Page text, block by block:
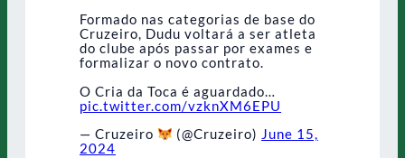
Formado nas categorias de base do
Cruzeiro, Dudu voltará a ser atleta
do clube após passar por exames e
formalizar o novo contrato.
O Cria da Toca é aguardado…
pic.twitter.com/vzknXM6EPU
— Cruzeiro
(@Cruzeiro) June 15,
2024